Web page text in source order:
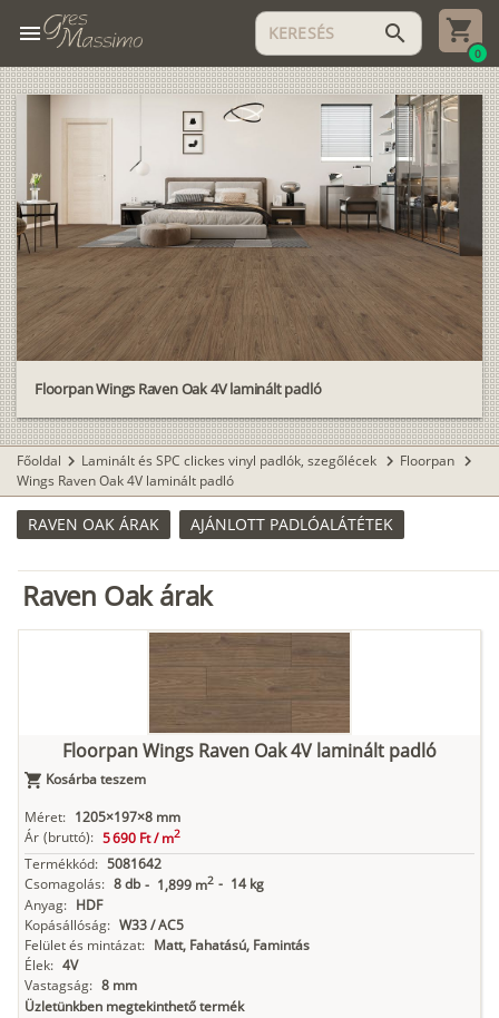
menu search
0
Floorpan Wings Raven Oak 4V laminált padló
Főoldal chevron_right Laminált és SPC clickes vinyl padlók, szegőlécek chevron_right Floorpan chevron_right
Wings Raven Oak 4V laminált padló
RAVEN OAK ÁRAK AJÁNLOTT PADLÓALÁTÉTEK
Raven Oak árak
Floorpan Wings Raven Oak 4V laminált padló
Kosárba teszem
Méret: 1205×197×8 mm
Ár (bruttó): 5 690 Ft /m2
Termékkód: 5081642
Csomagolás: 8 db - 1,899 m2 - 14 kg
Anyag: HDF
Kopásállóság: W33 / AC5
Felület és mintázat: Matt, Fahatású, Famintás
Élek: 4V
Vastagság: 8 mm
Üzletünkben megtekinthető termék